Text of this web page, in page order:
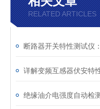
RELATED ARTICLES